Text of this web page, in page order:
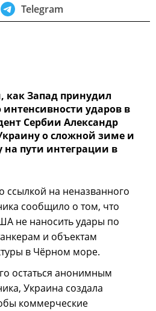
Telegram
Запад принудил
ударов в
Сербии Александр
о сложной зиме и
пути интеграции в
ссылкой на неназванного
сообщило о том, что
не наносить удары по
и объектам
в Чёрном море.
остаться анонимным
Украина создала
коммерческие